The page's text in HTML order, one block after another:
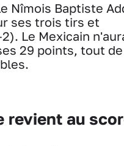
Nîmois Baptiste
ses trois tirs et
Le Mexicain
29 points, tout de
revient au